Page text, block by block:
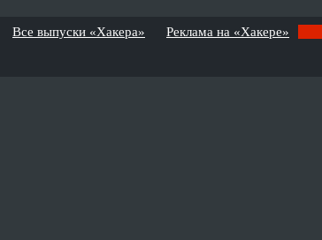
Все выпуски «Хакера» Реклама на «Хакере»